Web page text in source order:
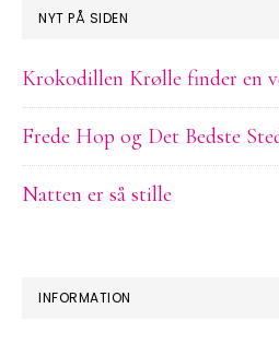
NYT PÅ SIDEN
Krokodillen Krølle finder en
Frede Hop og Det Bedste
Natten er så stille
INFORMATION